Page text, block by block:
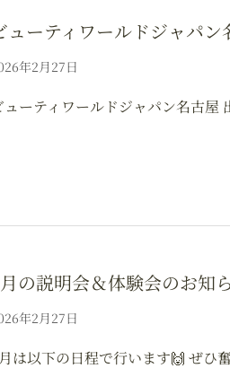
ューティワールドジャパ
年2月27日
ューティワールドジャパン名古屋
の説明会＆体験会のお知
年2月27日
は以下の日程で行います🙌 ぜひ